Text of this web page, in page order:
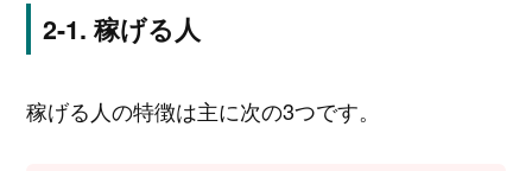
稼げる人
稼げる人の特徴は主に次の3つです。